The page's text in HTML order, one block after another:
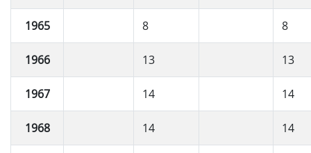
1965 8 8
1966 13 13
1967 14 14
1968 14 14